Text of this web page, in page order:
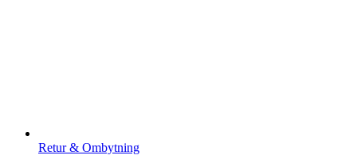
Retur & Ombytning